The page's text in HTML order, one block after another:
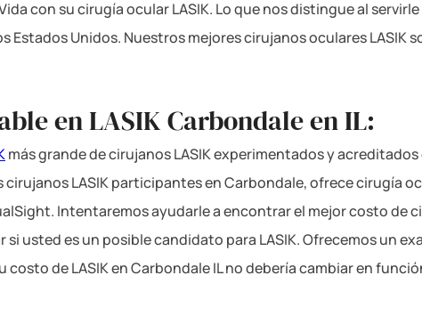
con su cirugía ocular LASIK. Lo que nos distingue al
Estados Unidos. Nuestros mejores cirujanos oculares
en LASIK Carbondale en IL:
más grande de cirujanos LASIK experimentados y
LASIK participantes en Carbondale, ofrece cirugía
Intentaremos ayudarle a encontrar el mejor costo de
usted es un posible candidato para LASIK. Ofrecemos un
costo de LASIK en Carbondale IL no debería cambiar en